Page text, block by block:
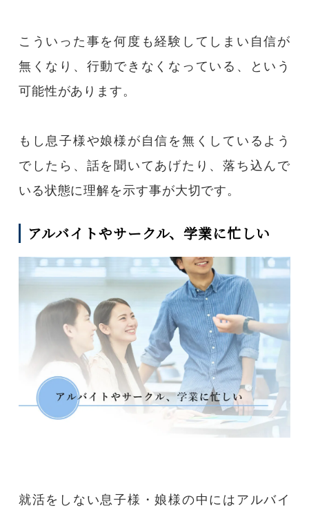
こういった事を何度も経験してしまい自信が
無くなり、行動できなくなっている、という
可能性があります。
もし息子様や娘様が自信を無くしているよう
でしたら、話を聞いてあげたり、落ち込んで
いる状態に理解を示す事が大切です。
アルバイトやサークル、学業に忙しい
就活をしない息子様・娘様の中にはアルバイ